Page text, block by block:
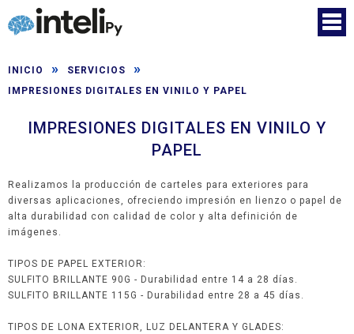
INICIO » SERVICIOS »
IMPRESIONES DIGITALES EN VINILO Y PAPEL
IMPRESIONES DIGITALES EN VINILO Y
PAPEL
Realizamos la producción de carteles para exteriores para
diversas aplicaciones, ofreciendo impresión en lienzo o papel de
alta durabilidad con calidad de color y alta definición de
imágenes.
TIPOS DE PAPEL EXTERIOR:
SULFITO BRILLANTE 90G - Durabilidad entre 14 a 28 días.
SULFITO BRILLANTE 115G - Durabilidad entre 28 a 45 días.
TIPOS DE LONA EXTERIOR, LUZ DELANTERA Y GLADES: